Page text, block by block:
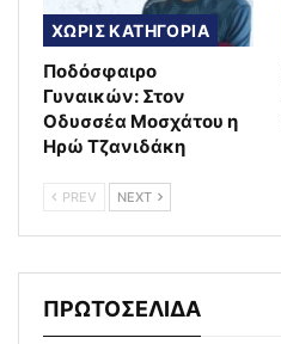
ΧΩΡΙΣ ΚΑΤΗΓΟΡΙΑ
Ποδόσφαιρο
Γυναικών: Στον
Οδυσσέα Μοσχάτου η
Ηρώ Τζανιδάκη
PREV NEXT
ΠΡΩΤΟΣΕΛΙΔΑ